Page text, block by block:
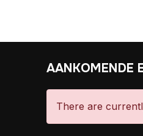
AANKOMENDE
There are